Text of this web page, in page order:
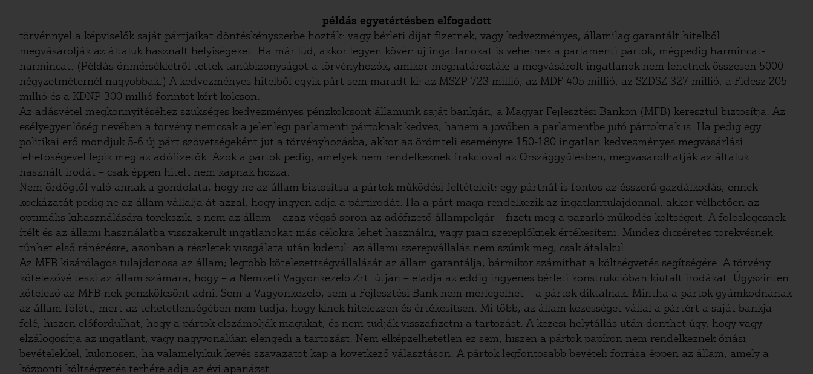
példás egyetértésben elfogadott
törvénnyel a képviselők saját pártjaikat döntéskényszerbe hozták: vagy bérleti díjat fizetnek, vagy kedvezményes, államilag garantált hitelből
megvásárolják az általuk használt helyiségeket. Ha már lúd, akkor legyen kövér: új ingatlanokat is vehetnek a parlamenti pártok, mégpedig harmincat-
harmincat. (Példás önmérsékletről tettek tanúbizonyságot a törvényhozók, amikor meghatározták: a megvásárolt ingatlanok nem lehetnek összesen 5000
négyzetméternél nagyobbak.) A kedvezményes hitelből egyik párt sem maradt ki: az MSZP 723 millió, az MDF 405 millió, az SZDSZ 327 millió, a Fidesz 205
millió és a KDNP 300 millió forintot kért kölcsön.
Az adásvétel megkönnyítéséhez szükséges kedvezményes pénzkölcsönt államunk saját bankján, a Magyar Fejlesztési Bankon (MFB) keresztül biztosítja. Az
esélyegyenlőség nevében a törvény nemcsak a jelenlegi parlamenti pártoknak kedvez, hanem a jövőben a parlamentbe jutó pártoknak is. Ha pedig egy
politikai erő mondjuk 5-6 új párt szövetségeként jut a törvényhozásba, akkor az örömteli eseményre 150-180 ingatlan kedvezményes megvásárlási
lehetőségével lepik meg az adófizetők. Azok a pártok pedig, amelyek nem rendelkeznek frakcióval az Országgyűlésben, megvásárolhatják az általuk
használt irodát – csak éppen hitelt nem kapnak hozzá.
Nem ördögtől való annak a gondolata, hogy ne az állam biztosítsa a pártok működési feltételeit: egy pártnál is fontos az ésszerű gazdálkodás, ennek
kockázatát pedig ne az állam vállalja át azzal, hogy ingyen adja a pártirodát. Ha a párt maga rendelkezik az ingatlantulajdonnal, akkor vélhetően az
optimális kihasználására törekszik, s nem az állam – azaz végső soron az adófizető állampolgár – fizeti meg a pazarló működés költségeit. A fölöslegesnek
ítélt és az állami használatba visszakerült ingatlanokat más célokra lehet használni, vagy piaci szereplőknek értékesíteni. Mindez dicséretes törekvésnek
tűnhet első ránézésre, azonban a részletek vizsgálata után kiderül: az állami szerepvállalás nem szűnik meg, csak átalakul.
Az MFB kizárólagos tulajdonosa az állam; legtöbb kötelezettségvállalását az állam garantálja, bármikor számíthat a költségvetés segítségére. A törvény
kötelezővé teszi az állam számára, hogy – a Nemzeti Vagyonkezelő Zrt. útján – eladja az eddig ingyenes bérleti konstrukcióban kiutalt irodákat. Úgyszintén
kötelező az MFB-nek pénzkölcsönt adni. Sem a Vagyonkezelő, sem a Fejlesztési Bank nem mérlegelhet – a pártok diktálnak. Mintha a pártok gyámkodnának
az állam fölött, mert az tehetetlenségében nem tudja, hogy kinek hitelezzen és értékesítsen. Mi több, az állam kezességet vállal a pártért a saját bankja
felé, hiszen előfordulhat, hogy a pártok elszámolják magukat, és nem tudják visszafizetni a tartozást. A kezesi helytállás után dönthet úgy, hogy vagy
elzálogosítja az ingatlant, vagy nagyvonalúan elengedi a tartozást. Nem elképzelhetetlen ez sem, hiszen a pártok papíron nem rendelkeznek óriási
bevételekkel, különösen, ha valamelyikük kevés szavazatot kap a következő választáson. A pártok legfontosabb bevételi forrása éppen az állam, amely a
központi költségvetés terhére adja az évi apanázst.